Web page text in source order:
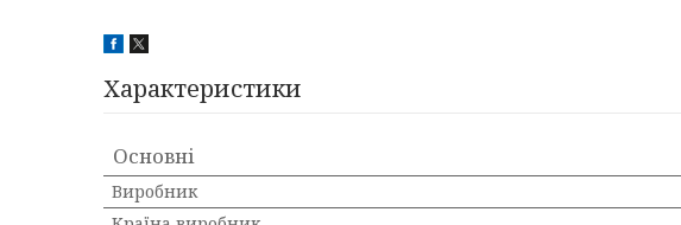
Характеристики
Основні
Виробник